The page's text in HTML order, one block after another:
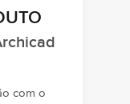
com o